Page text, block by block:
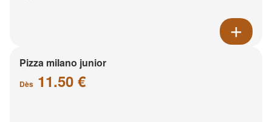
Pizza milano junior
Dès 11.50 €